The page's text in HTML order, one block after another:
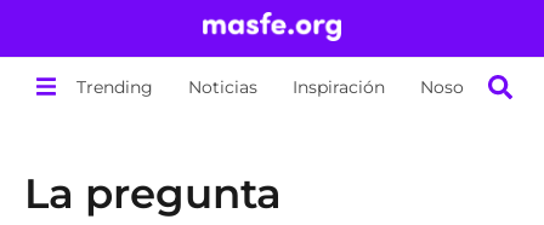
Trending Noticias Inspiración Nosotros
La pregunta